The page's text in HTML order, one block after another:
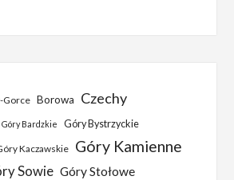
Gorce Borowa Czechy
Góry Bardzkie Góry Bystrzyckie
Kaczawskie Góry Kamienne
Sowie Góry Stołowe